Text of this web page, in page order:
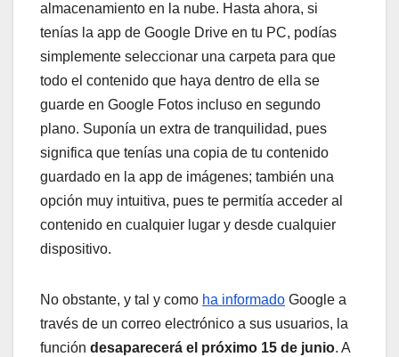
almacenamiento en la nube. Hasta ahora, si
tenías la app de Google Drive en tu PC, podías
simplemente seleccionar una carpeta para que
todo el contenido que haya dentro de ella se
guarde en Google Fotos incluso en segundo
plano. Suponía un extra de tranquilidad, pues
significa que tenías una copia de tu contenido
guardado en la app de imágenes; también una
opción muy intuitiva, pues te permitía acceder al
contenido en cualquier lugar y desde cualquier
dispositivo.
No obstante, y tal y como ha informado Google a
través de un correo electrónico a sus usuarios, la
función desaparecerá el próximo 15 de junio. A